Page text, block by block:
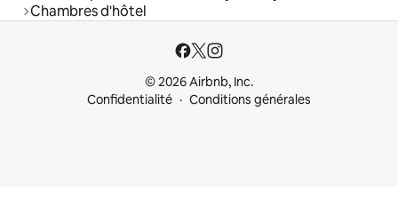
Chambres d'hôtel
© 2026 Airbnb, Inc.
Confidentialité
Conditions générales